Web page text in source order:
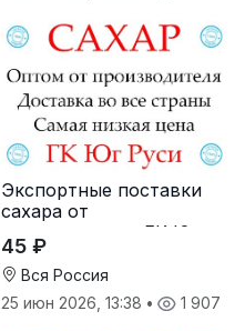
Экспортные поставки
сахара от
производителя ГК Юг
Руси
45 ₽
Вся Россия
25 июн 2026, 13:38 • 1 907